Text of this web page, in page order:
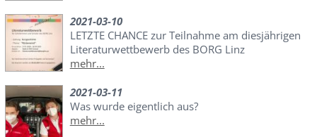
2021-03-10
LETZTE CHANCE zur Teilnahme am diesjährigen
Literaturwettbewerb des BORG Linz
mehr...
2021-03-11
Was wurde eigentlich aus?
mehr...